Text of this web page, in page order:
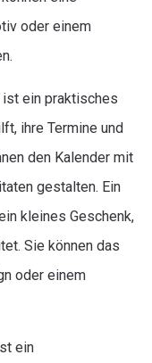
oder einem
ein praktisches
ihre Termine und
den Kalender mit
gestalten. Ein
kleines Geschenk,
Sie können das
oder einem
ein